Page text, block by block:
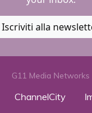
Iscriviti alla
G11 Media Networks
ChannelCity